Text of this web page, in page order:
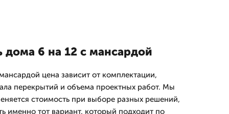
дома 6 на 12 с мансардой
цена зависит от комплектации,
перекрытий и объема проектных работ. Мы
стоимость при выборе разных решений,
именно тот вариант, который подходит по